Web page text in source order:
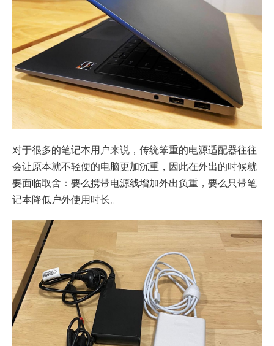
对于很多的笔记本用户来说，传统笨重的电源适配器往往
会让原本就不轻便的电脑更加沉重，因此在外出的时候就
要面临取舍：要么携带电源线增加外出负重，要么只带笔
记本降低户外使用时长。